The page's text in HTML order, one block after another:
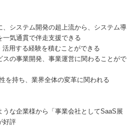
、システム開発の超上流から、システム導
一気通貫で伴走支援できる
活用する経験を積むことができる
スの事業開発、事業運営に関わることがで
を持ち、業界全体の変革に関われる
うな企業様から「事業会社としてSaaS展
好評